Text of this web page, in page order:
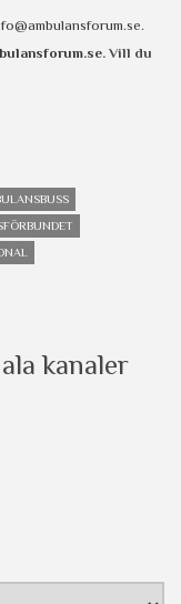
.
. Vill du
kanaler